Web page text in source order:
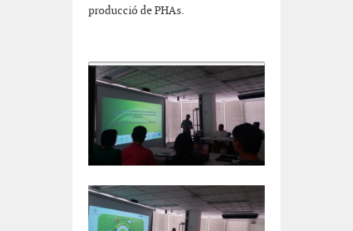
producció de PHAs.